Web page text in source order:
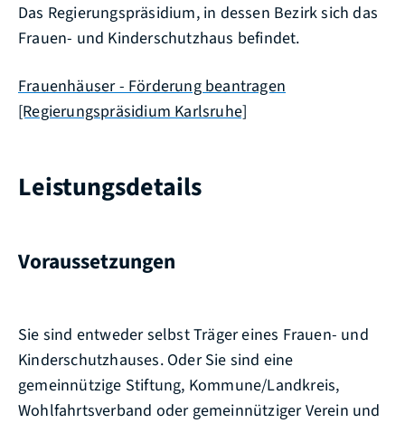
Das Regierungspräsidium, in dessen Bezirk sich das
Frauen- und Kinderschutzhaus befindet.
Frauenhäuser - Förderung beantragen
[Regierungspräsidium Karlsruhe]
Leistungsdetails
Voraussetzungen
Sie sind entweder selbst Träger eines Frauen- und
Kinderschutzhauses. Oder Sie sind eine
gemeinnützige Stiftung, Kommune/Landkreis,
Wohlfahrtsverband oder gemeinnütziger Verein und